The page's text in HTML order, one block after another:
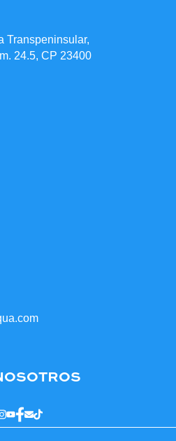
Transpeninsular,
24.5, CP 23400